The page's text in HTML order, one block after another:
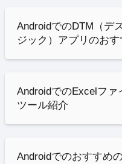
AndroidでのDTM（デ
ジック）アプリのお
AndroidでのExcelファ
ツール紹介
Androidでのおすすめ